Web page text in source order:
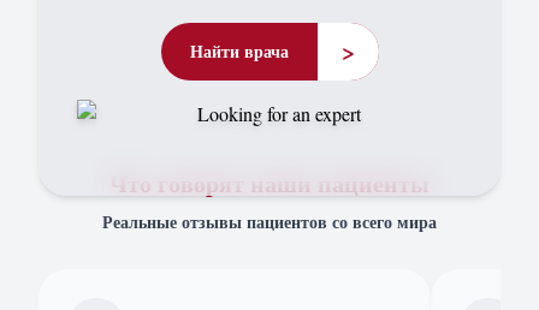
Найти врача >
Что говорят наши пациенты
Реальные отзывы пациентов со всего мира